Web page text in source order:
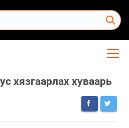
хязгаарлах хуваарь